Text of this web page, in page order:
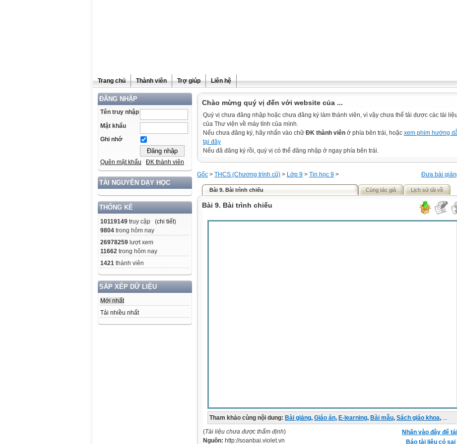
Trang chủ Thành viên Trợ giúp Liên hệ
ĐĂNG NHẬP
Tên truy nhập
Mật khẩu
Ghi nhớ
Quên mật khẩu ĐK thành viên
TÀI NGUYÊN DẠY HỌC
THỐNG KÊ
10119149 truy cập (chi tiết)
9804 trong hôm nay
26978259 lượt xem
11662 trong hôm nay
1421 thành viên
SẮP XẾP DỮ LIỆU
Mới nhất
Tải nhiều nhất
Chào mừng quý vị đến với website của ...
Quý vị chưa đăng nhập hoặc chưa đăng ký làm thành viên, vì vậy chưa thể tải được các tài liệu
của Thư viện về máy tính của mình.
Nếu chưa đăng ký, hãy nhấn vào chữ ĐK thành viên ở phía bên trái, hoặc xem phim hướng
tại đây
Nếu đã đăng ký rồi, quý vị có thể đăng nhập ở ngay phía bên trái.
Đưa bài
Gốc > THCS (Chương trình cũ) > Lớp 9 > Tin học 9 >
Bài 9. Bài trình chiếu Cùng tác giả Lịch sử tải về
Bài 9. Bài trình chiếu
Tham khảo cùng nội dung: Bài giảng, Giáo án, E-learning, Bài mẫu, Sách giáo khoa, ...
Nhấn vào đây để
Báo tài liệu có
(Tài liệu chưa được thẩm định)
Nguồn: http://soanbai.violet.vn